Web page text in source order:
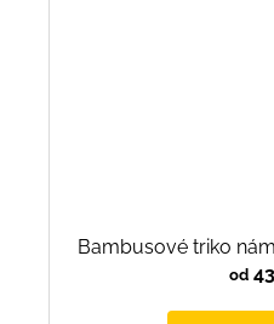
Bambusové triko
od